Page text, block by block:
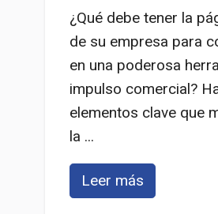
¿Qué debe tener la
de su empresa para
en una poderosa
impulso comercial?
elementos clave que
la ...
Leer más